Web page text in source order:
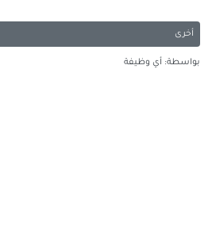
أخرى
بواسطة: أي وظيفة